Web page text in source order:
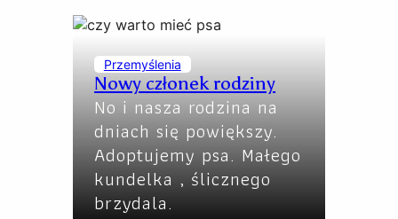
Przemyślenia
Nowy członek rodziny
No i nasza rodzina na
dniach się powiększy.
Adoptujemy psa. Małego
kundelka , ślicznego
brzydala.